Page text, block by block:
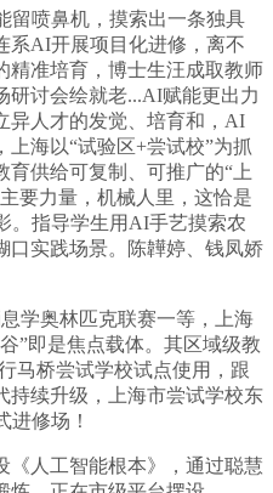
喷鼻机，摸索出一条独具
系AI开展项目化进修，离不
精准培育，博士生汪成取教师
研讨会绘就老...AI赋能更出力
异人才的发觉、培育和，AI
海以“试验区+尝试校”为抓
供给可复制、可推广的“上
要力量，机械人里，这恰是
。指导学生用AI手艺摸索农
口实践场景。陈韡婷、钱凤娇
奥林匹克联赛一等，上海
”即是焦点载体。其区域级教
马桥尝试学校试点使用，跟
持续升级，上海市尝试学校东
进修场！
人工智能根本》，通过聪慧